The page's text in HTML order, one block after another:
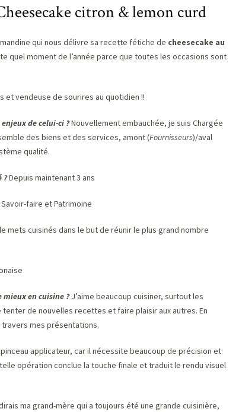
citron & lemon curd
qui nous délivre sa recette fétiche de cheesecake au
quel moment de l’année parce que toutes les occasions sont
et vendeuse de sourires au quotidien !!
de celui-ci ?Nouvellement embauchée, je suis Chargée
des biens et des services, amont (Fournisseurs)/aval
qualité.
?Depuis maintenant 3 ans
faire et Patrimoine
mets cuisinés dans le but de réunir le plus grand nombre
en cuisine ?J’aime beaucoup cuisiner, surtout les
de nouvelles recettes et faire plaisir aux autres. En
mes présentations.
applicateur, car il nécessite beaucoup de précision et
opération conclue la touche finale et traduit le rendu visuel
ma grand-mère qui a toujours été une grande cuisinière,